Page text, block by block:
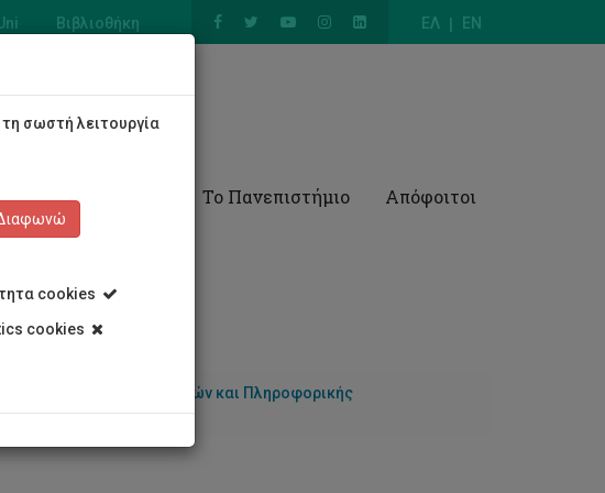
ΕΛ EN
Βιβλιοθήκη
Το Πανεπιστήμιο Απόφοιτοι
Υπολογιστών και Πληροφορικής
σωστή λειτουργία
cookies
cookies